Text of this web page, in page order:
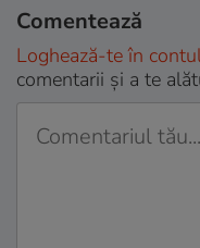
Comentează
Loghează-te în
comentarii și a te